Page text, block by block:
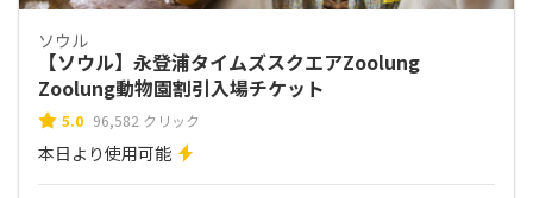
ソウル
【ソウル】永登浦タイムズスクエアZoolung
Zoolung動物園割引入場チケット
5.0 96,582 クリック
本日より使用可能